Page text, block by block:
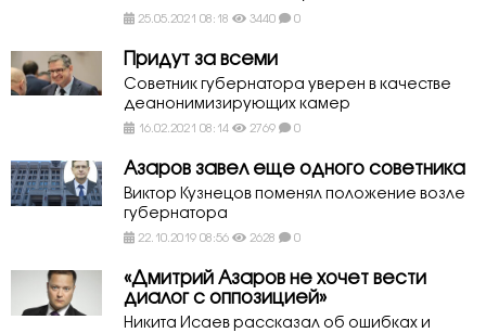
25.05.2021 08:18 3440 0
Придут за всеми
Советник губернатора уверен в качестве
деанонимизирующих камер
16.02.2021 08:14 2769 0
Азаров завел еще одного советника
Виктор Кузнецов поменял положение возле
губернатора
22.10.2019 08:56 2628 0
«Дмитрий Азаров не хочет вести
диалог с оппозицией»
Никита Исаев рассказал об ошибках и